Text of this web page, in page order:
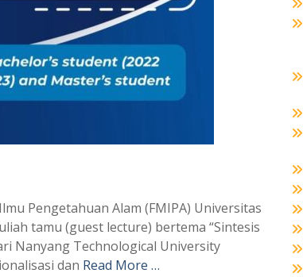
Pengetahuan Alam (FMIPA) Universitas
tamu (guest lecture) bertema “Sintesis
Nanyang Technological University
dan Read More …